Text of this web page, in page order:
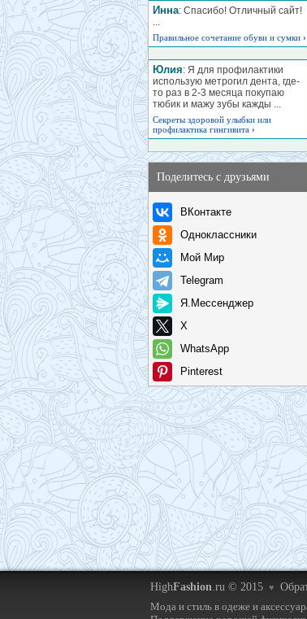
Инна: Спасибо! Отличный сайт!
...
Правильное сочетание обуви и сумки ›
Юлия: Я для профилактики
использую метрогил дента, где-
то раз в 2-3 месяца покупаю
тюбик и мажу зубы кажды ...
Секреты здоровой улыбки или
профилактика гингивита ›
Поделитесь с друзьями
ВКонтакте
Одноклассники
Мой Мир
Telegram
Я.Мессенджер
X
WhatsApp
Pinterest
HighFashion.ru © 2015 ♥
Мода и стиль в одеже и